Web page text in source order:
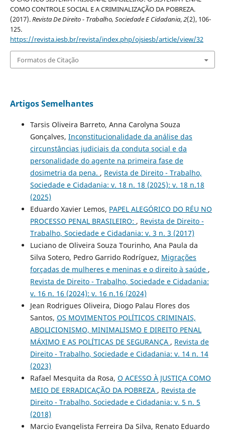
COMO CONTROLE SOCIAL E A CRIMINALIZAÇÃO DA POBREZA.
(2017).Revista De Direito - Trabalho, Sociedade E Cidadania,2(2), 106-
125.
https://revista.iesb.br/revista/index.php/ojsiesb/article/view/32
Formatos de Citação
Artigos Semelhantes
Tarsis Oliveira Barreto, Anna Carolyna Souza
Gonçalves, Inconstitucionalidade da análise das
circunstâncias judiciais da conduta social e da
personalidade do agente na primeira fase de
dosimetria da pena. , Revista de Direito - Trabalho,
Sociedade e Cidadania: v. 18 n. 18 (2025): v. 18 n.18
(2025)
Eduardo Xavier Lemos, PAPEL ALEGÓRICO DO RÉU NO
PROCESSO PENAL BRASILEIRO: , Revista de Direito -
Trabalho, Sociedade e Cidadania: v. 3 n. 3 (2017)
Luciano de Oliveira Souza Tourinho, Ana Paula da
Silva Sotero, Pedro Garrido Rodríguez, Migrações
forçadas de mulheres e meninas e o direito à saúde ,
Revista de Direito - Trabalho, Sociedade e Cidadania:
v. 16 n. 16 (2024): v. 16 n.16 (2024)
Jean Rodrigues Oliveira, Diogo Palau Flores dos
Santos, OS MOVIMENTOS POLÍTICOS CRIMINAIS,
ABOLICIONISMO, MINIMALISMO E DIREITO PENAL
MÁXIMO E AS POLÍTICAS DE SEGURANÇA , Revista de
Direito - Trabalho, Sociedade e Cidadania: v. 14 n. 14
(2023)
Rafael Mesquita da Rosa, O ACESSO À JUSTIÇA COMO
MEIO DE ERRADICAÇÃO DA POBREZA , Revista de
Direito - Trabalho, Sociedade e Cidadania: v. 5 n. 5
(2018)
Marcio Evangelista Ferreira Da Silva, Renato Eduardo